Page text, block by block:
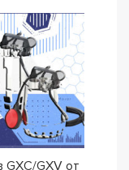
GXC/GXV от